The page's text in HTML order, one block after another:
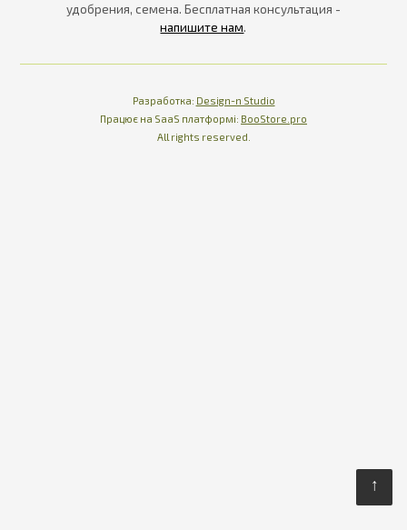
удобрения, семена. Бесплатная консультация -
напишите нам.
Разработка: Design-n Studio
Працює на SaaS платформі: Працює на SaaS платформі
BooStore.pro
All rights reserved.
↑